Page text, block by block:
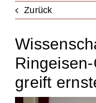
Unterstützung
Kontakt & Anfahrt
Termine
Zurück
greift